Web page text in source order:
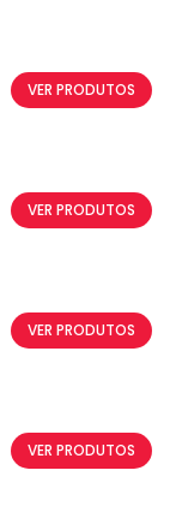
VER PRODUTOS
VER PRODUTOS
VER PRODUTOS
VER PRODUTOS